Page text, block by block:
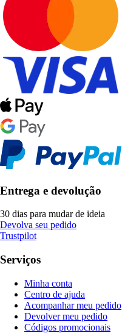
Entrega e devolução
30 dias para mudar de ideia
Devolva seu pedido
Trustpilot
Serviços
Minha conta
Centro de ajuda
Acompanhar meu pedido
Devolver meu pedido
Códigos promocionais